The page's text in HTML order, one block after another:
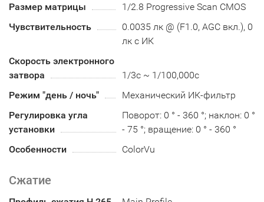
Размер матрицы
1/2.8 Progressive Scan CMOS
Чувствительность
0.0035 лк @ (F1.0, AGC вкл.), 0
лк с ИК
Скорость электронного
затвора
1/3с ~ 1/100,000с
Режим "день / ночь"
Механический ИК-фильтр
Регулировка угла
установки
Поворот: 0 ° - 360 °; наклон: 0 °
- 75 °; вращение: 0 ° - 360 °
Особенности
ColorVu
Сжатие